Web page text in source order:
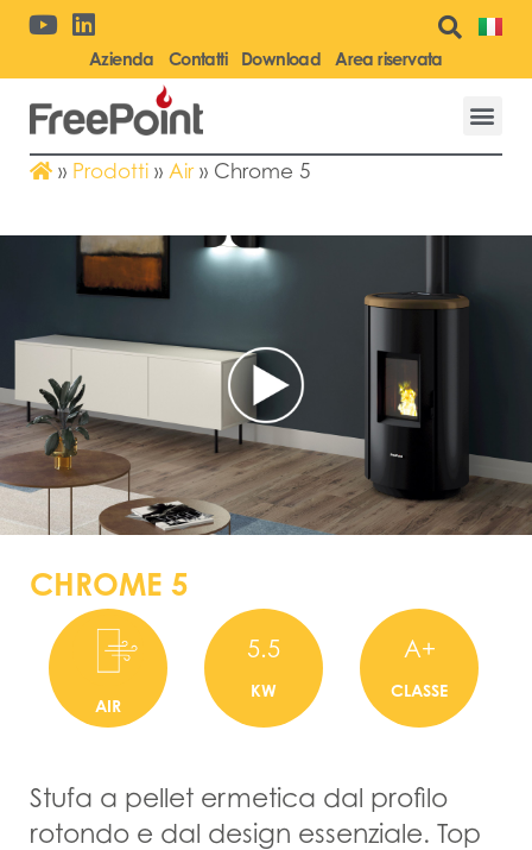
Azienda Contatti Download Area riservata
» Prodotti » Air» Chrome 5
CHROME 5
AIR
5.5
KW
A+
CLASSE
Stufa a pellet ermetica dal profilo
rotondo e dal design essenziale. Top